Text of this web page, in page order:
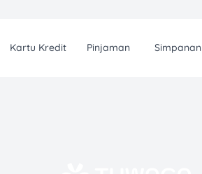
Kartu Kredit Pinjaman Simpanan